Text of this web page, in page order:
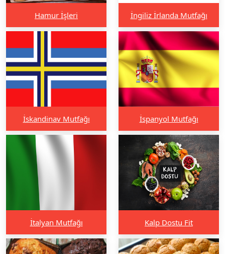
Hamur İşleri İngiliz İrlanda Mutfağı
İskandinav Mutfağı İspanyol Mutfağı
İtalyan Mutfağı Kalp Dostu Fit